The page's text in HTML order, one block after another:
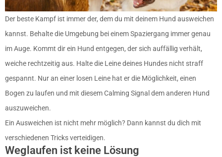
Der beste Kampf ist immer der, dem du mit deinem Hund ausweichen
kannst. Behalte die Umgebung bei einem Spaziergang immer genau
im Auge. Kommt dir ein Hund entgegen, der sich auffällig verhält,
weiche rechtzeitig aus. Halte die Leine deines Hundes nicht straff
gespannt. Nur an einer losen Leine hat er die Möglichkeit, einen
Bogen zu laufen und mit diesem Calming Signal dem anderen Hund
auszuweichen.
Ein Ausweichen ist nicht mehr möglich? Dann kannst du dich mit
verschiedenen Tricks verteidigen.
Weglaufen ist keine Lösung